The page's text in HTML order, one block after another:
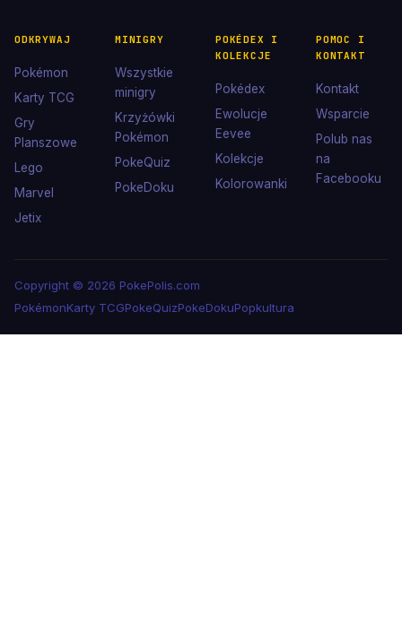
ODKRYWAJ
Pokémon
Karty TCG
Gry
Planszowe
Lego
Marvel
Jetix
MINIGRY
Wszystkie
minigry
Krzyżówki
Pokémon
PokeQuiz
PokeDoku
POKÉDEX I
KOLEKCJE
Pokédex
Ewolucje
Eevee
Kolekcje
Kolorowanki
POMOC I
KONTAKT
Kontakt
Wsparcie
Polub nas
na
Facebooku
Copyright © 2026 PokePolis.com
PokémonKarty TCGPokeQuizPokeDokuPopkultura